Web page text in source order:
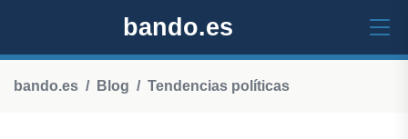
bando.es
bando.es Blog Tendencias políticas